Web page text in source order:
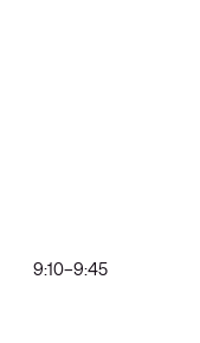
9:10–9:45